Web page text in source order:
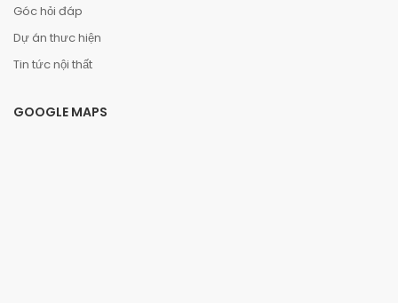
Góc hỏi đáp
Dự án thưc hiện
Tin tức nội thất
GOOGLE MAPS